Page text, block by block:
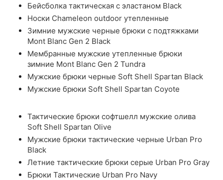
Бейсболка тактическая с эластаном Black
Носки Chameleon outdoor утепленные
Зимние мужские черные брюки с подтяжками
Mont Blanc Gen 2 Black
Мембранные мужские утепленные брюки
зимние Mont Blanc Gen 2 Tundra
Мужские брюки черные Soft Shell Spartan Black
Мужские брюки Soft Shell Spartan Coyote
Тактические брюки софтшелл мужские олива
Soft Shell Spartan Olive
Мужские брюки тактические черные Urban Pro
Black
Летние тактические брюки серые Urban Pro Gray
Брюки Тактические Urban Pro Navy